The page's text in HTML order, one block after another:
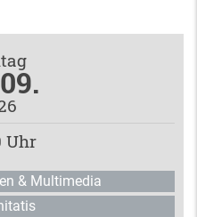
Uhr
& Multimedia